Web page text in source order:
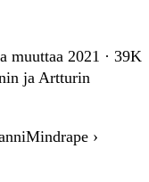
muuttaa 2021 · 39K
ja Artturin
›